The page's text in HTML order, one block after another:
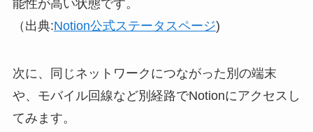
能性が高い状態です。
（出典:Notion公式ステータスページ)
次に、同じネットワークにつながった別の端末
や、モバイル回線など別経路でNotionにアクセスし
てみます。